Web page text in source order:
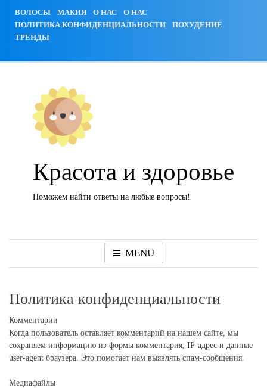
ВОЛОСЫ МАКИЯ О НАС
О НАС
ПОЛИТИКА КОНФИДЕНЦИАЛЬНОСТИ
ПОХУДЕНИЕ
ТРЕНДЫ
Красота и здоровье
Поможем найти ответы на любые вопросы!
MENU
Политика конфиденциальности
Комментарии
Когда пользователь оставляет комментарий на нашем сайте, мы
сохраняем информацию из формы комментария, IP-адрес и данные
user-agent браузера. Это помогает нам выявлять спам-сообщения.
Медиафайлы